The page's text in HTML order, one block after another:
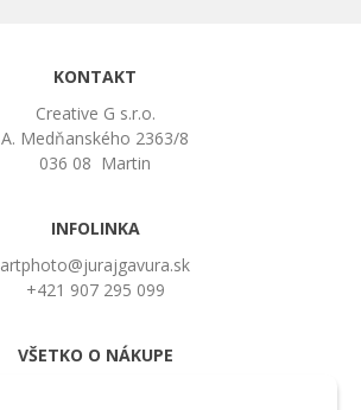
KONTAKT
Creative G s.r.o.
A. Medňanského 2363/8
036 08 Martin
INFOLINKA
artphoto@jurajgavura.sk
+421 907 295 099
VŠETKO O NÁKUPE